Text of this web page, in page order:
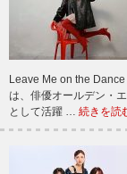
Leave Me on the
は、俳優オールデン・
として活躍 … 続きを読